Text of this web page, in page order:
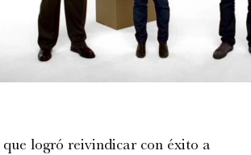
logró reivindicar con éxito a